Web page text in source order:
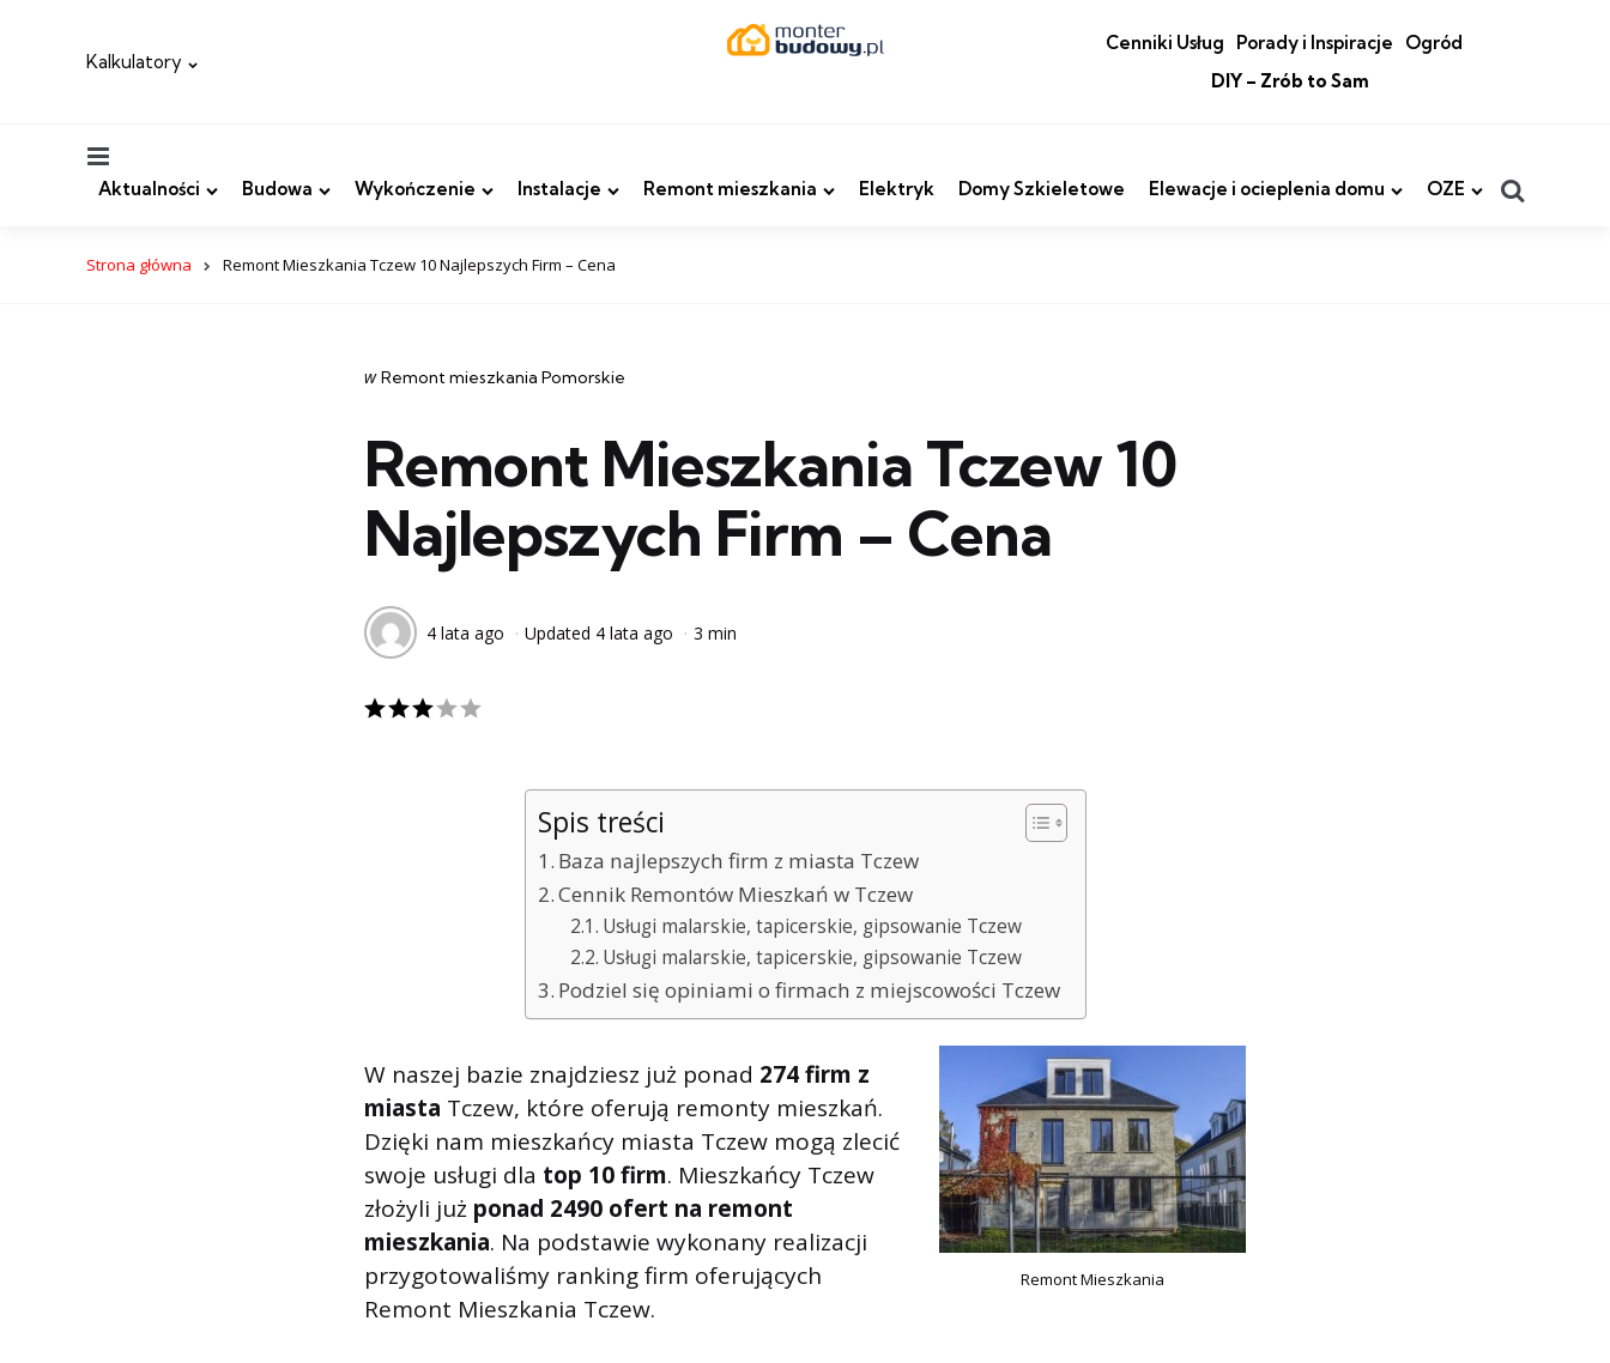
Kalkulatory
Cenniki Usług Porady i Inspiracje
Ogród
DIY – Zrób to Sam
Aktualności Budowa Wykończenie Instalacje Remont mieszkania Elektryk Domy Szkieletowe Elewacje i ocieplenia domu OZE
Strona główna Remont Mieszkania Tczew 10 Najlepszych Firm – Cena
Categories
post
w Remont mieszkania Pomorskie
Remont Mieszkania Tczew 10
Najlepszych Firm – Cena
4 lata ago Updated 4 lata ago 3 min
Spis treści
Baza najlepszych firm z miasta Tczew
Cennik Remontów Mieszkań w Tczew
Usługi malarskie, tapicerskie, gipsowanie Tczew
Usługi malarskie, tapicerskie, gipsowanie Tczew
Podziel się opiniami o firmach z miejscowości Tczew
Remont Mieszkania
W naszej bazie znajdziesz już ponad 274 firm z
miasta Tczew, które oferują remonty mieszkań.
Dzięki nam mieszkańcy miasta Tczew mogą zlecić
swoje usługi dla top 10 firm. Mieszkańcy Tczew
złożyli już ponad 2490 ofert na remont
mieszkania. Na podstawie wykonany realizacji
przygotowaliśmy ranking firm oferujących
Remont Mieszkania Tczew.